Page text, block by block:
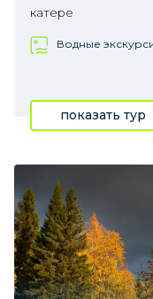
катере
Водные
показать тур